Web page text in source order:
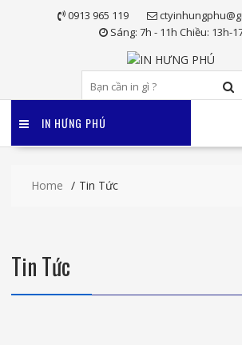
0913 965 119
Sáng: 7h - 11h Chiều: 13h-
IN HƯNG PHÚ
Home Tin Tức
Tin Tức